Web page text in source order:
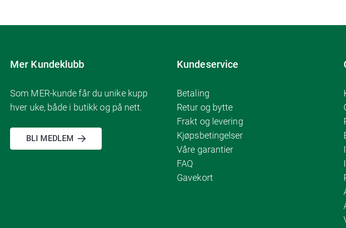
Mer Kundeklubb
Som MER-kunde får du unike kupp
hver uke, både i butikk og på nett.
BLI MEDLEM
Kundeservice
Betaling
Retur og bytte
Frakt og levering
Kjøpsbetingelser
Våre garantier
FAQ
Gavekort